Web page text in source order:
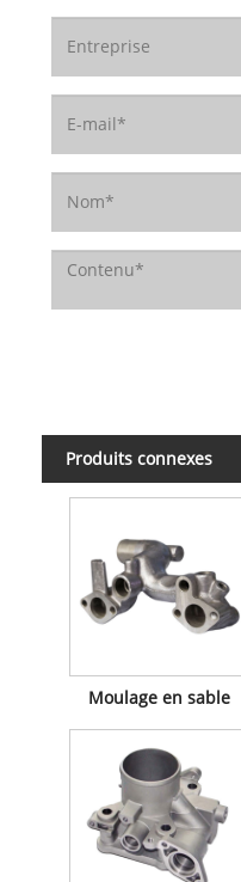
Produits connexes
Moulage en sable